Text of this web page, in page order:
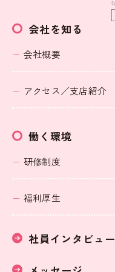
会社を知る
会社概要
アクセス／支店紹介
働く環境
研修制度
福利厚生
社員インタビュー